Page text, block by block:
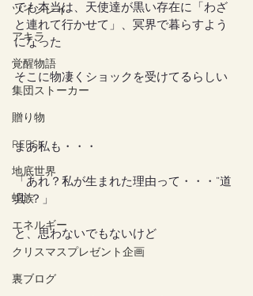
ツインレイ
アキラ
覚醒物語
集団ストーカー
贈り物
REFSI
地底世界
蛇族
エネルギー
クリスマスプレゼント企画
裏ブログ
でも本当は、天使達が黒い存在に「わざ
と連れて行かせて」、冥界で暮らすよう
になった
そこに物凄くショックを受けてるらしい
まあ私も・・・
「あれ？私が生まれた理由って・・・”道
具”？」
と、思わないでもないけど